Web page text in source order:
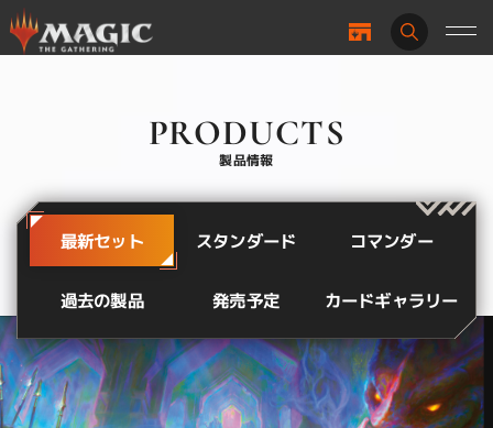
PRODUCTS
製品情報
最新セット スタンダード コマンダー
過去の製品 発売予定 カードギャラリー